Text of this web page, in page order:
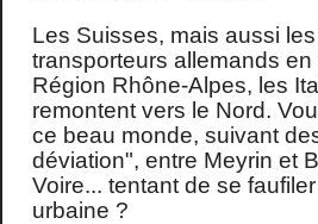
Les Suisses, mais aussi
transporteurs allemands en
Région Rhône-Alpes, les
remontent vers le Nord.
ce beau monde, suivant
déviation", entre Meyrin et
Voire... tentant de se
urbaine ?